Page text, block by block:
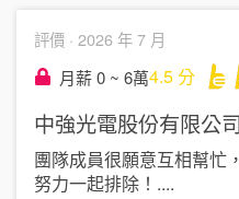
評價 · 2026 年 7 月
月薪 0 ~ 6萬4.5分
中強光電股份有限公司
團隊成員很願意互相幫忙
努力一起排除！ ....